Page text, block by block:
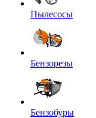
Пылесосы
Бензорезы
Бензобуры